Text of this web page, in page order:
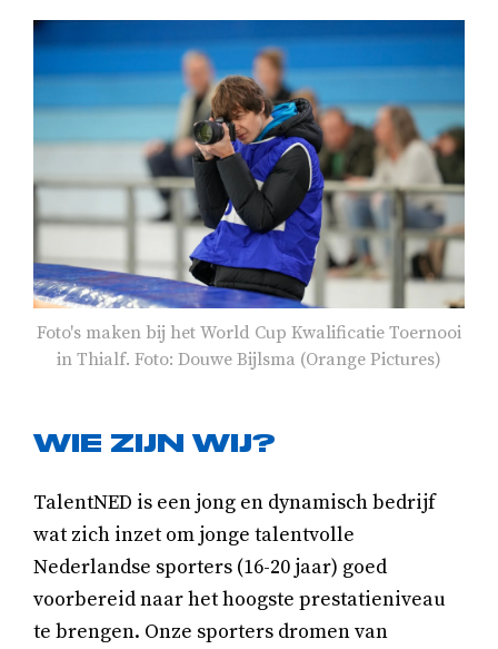
Foto's maken bij het World Cup Kwalificatie Toernooi
in Thialf. Foto: Douwe Bijlsma (Orange Pictures)
WIE ZIJN WIJ?
TalentNED is een jong en dynamisch bedrijf
wat zich inzet om jonge talentvolle
Nederlandse sporters (16-20 jaar) goed
voorbereid naar het hoogste prestatieniveau
te brengen. Onze sporters dromen van